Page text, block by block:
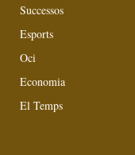
Successos
Esports
Oci
Economia
El Temps